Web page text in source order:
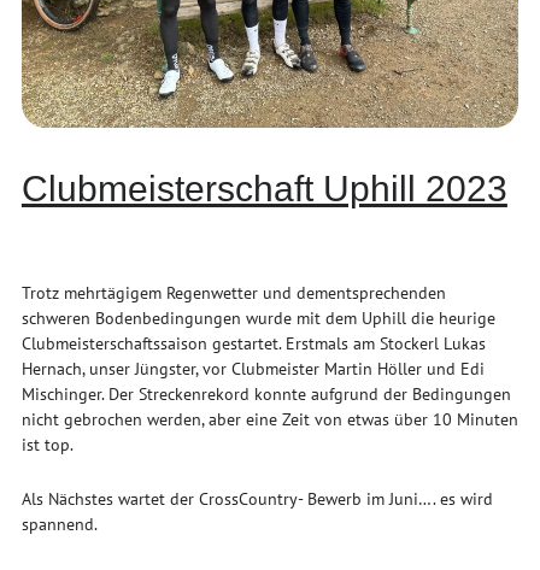
Clubmeisterschaft Uphill 2023
Trotz mehrtägigem Regenwetter und dementsprechenden
schweren Bodenbedingungen wurde mit dem Uphill die heurige
Clubmeisterschaftssaison gestartet. Erstmals am Stockerl Lukas
Hernach, unser Jüngster, vor Clubmeister Martin Höller und Edi
Mischinger. Der Streckenrekord konnte aufgrund der Bedingungen
nicht gebrochen werden, aber eine Zeit von etwas über 10 Minuten
ist top.
Als Nächstes wartet der CrossCountry- Bewerb im Juni…. es wird
spannend.